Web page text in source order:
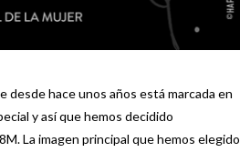
desde hace unos años está marcada en
y así que hemos decidido
La imagen principal que hemos elegido